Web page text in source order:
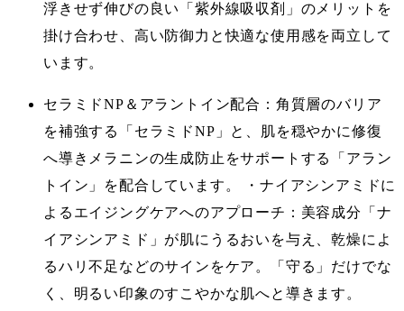
浮きせず伸びの良い「紫外線吸収剤」のメリットを
掛け合わせ、高い防御力と快適な使用感を両立して
います。
セラミドNP＆アラントイン配合：角質層のバリア
を補強する「セラミドNP」と、肌を穏やかに修復
へ導きメラニンの生成防止をサポートする「アラン
トイン」を配合しています。 ・ナイアシンアミドに
よるエイジングケアへのアプローチ：美容成分「ナ
イアシンアミド」が肌にうるおいを与え、乾燥によ
るハリ不足などのサインをケア。「守る」だけでな
く、明るい印象のすこやかな肌へと導きます。